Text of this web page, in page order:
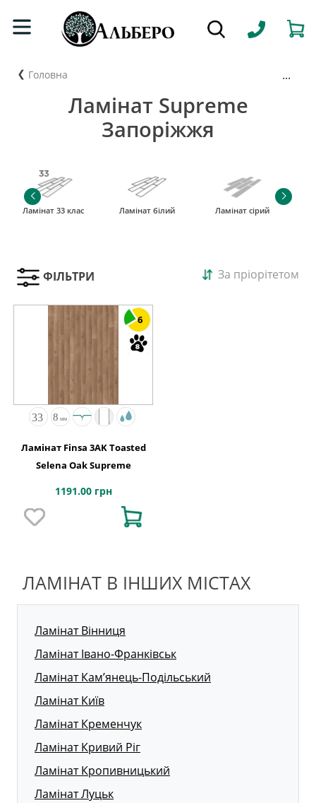
Головна ...
Ламінат Supreme
Запоріжжя
Ламінат 33 клас Ламінат білий Ламінат сірий
ФІЛЬТРИ За пріорітетом
6
Ламінат Finsa 3AK Toasted
Selena Oak Supreme
1191.00 грн
ЛАМІНАТ В ІНШИХ МІСТАХ
Ламінат Вінниця
Ламінат Івано-Франківськ
Ламінат Кам’янець-Подільський
Ламінат Київ
Ламінат Кременчук
Ламінат Кривий Ріг
Ламінат Кропивницький
Ламінат Луцьк